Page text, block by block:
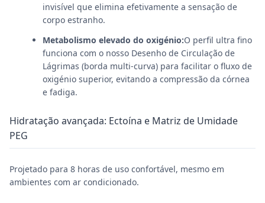
invisível que elimina efetivamente a sensação de
corpo estranho.
Metabolismo elevado do oxigénio:O perfil ultra fino
funciona com o nosso Desenho de Circulação de
Lágrimas (borda multi-curva) para facilitar o fluxo de
oxigénio superior, evitando a compressão da córnea
e fadiga.
Hidratação avançada: Ectoína e Matriz de Umidade
PEG
Projetado para 8 horas de uso confortável, mesmo em
ambientes com ar condicionado.